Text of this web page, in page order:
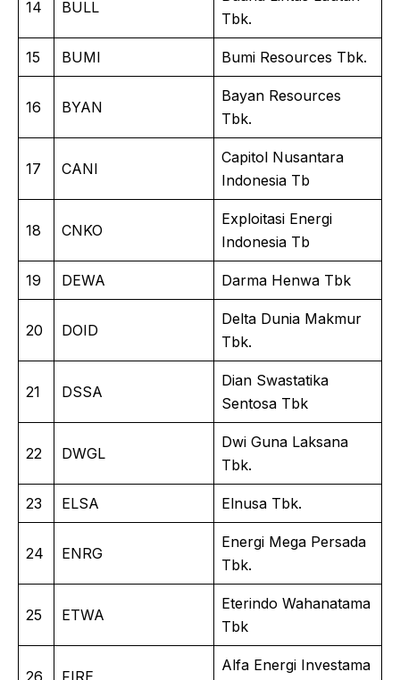
14 BULL
Tbk.
15 BUMI Bumi Resources Tbk.
16 BYAN
Bayan Resources
Tbk.
17 CANI
Capitol Nusantara
Indonesia Tb
18 CNKO
Exploitasi Energi
Indonesia Tb
19 DEWA Darma Henwa Tbk
20 DOID
Delta Dunia Makmur
Tbk.
21 DSSA
Dian Swastatika
Sentosa Tbk
22 DWGL
Dwi Guna Laksana
Tbk.
23 ELSA Elnusa Tbk.
24 ENRG
Energi Mega Persada
Tbk.
25 ETWA
Eterindo Wahanatama
Tbk
26 FIRE
Alfa Energi Investama